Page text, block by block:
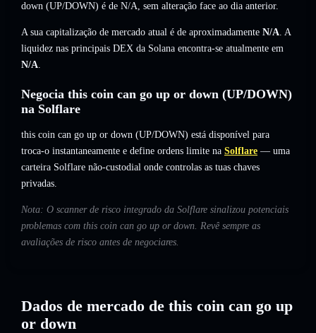
down (UP/DOWN) é de N/A, sem alteração face ao dia anterior.
A sua capitalização de mercado atual é de aproximadamente N/A. A
liquidez nas principais DEX da Solana encontra-se atualmente em
N/A.
Negocia this coin can go up or down (UP/DOWN)
na Solflare
this coin can go up or down (UP/DOWN) está disponível para
troca-o instantaneamente e define ordens limite na Solflare — uma
carteira Solflare não-custodial onde controlas as tuas chaves
privadas.
Nota: O scanner de risco integrado da Solflare sinalizou potenciais
problemas com this coin can go up or down. Revê sempre as
avaliações de risco antes de negociares.
Dados de mercado de this coin can go up
or down